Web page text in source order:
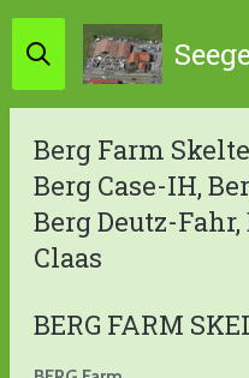
Ga
direct
naar
hoofdinhoud
Berg Farm
Berg Case-IH,
Berg Deutz-
Claas
BERG FARM